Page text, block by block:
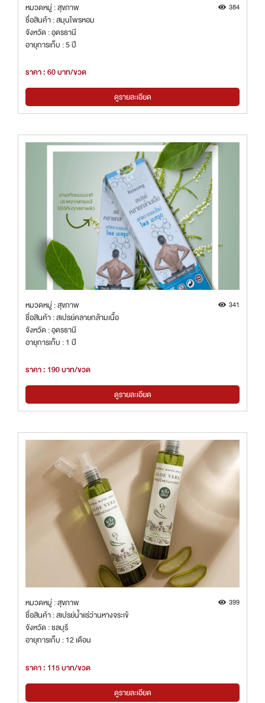
หมวดหมู่ : สุขภาพ 384
ชื่อสินค้า : สมุนไพรหอม
จังหวัด : อุดรธานี
อายุการเก็บ : 5 ปี
ราคา : 60 บาท/ขวด
ดูรายละเอียด
หมวดหมู่ : สุขภาพ 341
ชื่อสินค้า : สเปรย์คลายกล้ามเนื้อ
จังหวัด : อุดรธานี
อายุการเก็บ : 1 ปี
ราคา : 190 บาท/ขวด
ดูรายละเอียด
หมวดหมู่ : สุขภาพ 399
ชื่อสินค้า : สเปรย์น้ำแร่ว่านหางจระเข้
จังหวัด : ชลบุรี
อายุการเก็บ : 12 เดือน
ราคา : 115 บาท/ขวด
ดูรายละเอียด